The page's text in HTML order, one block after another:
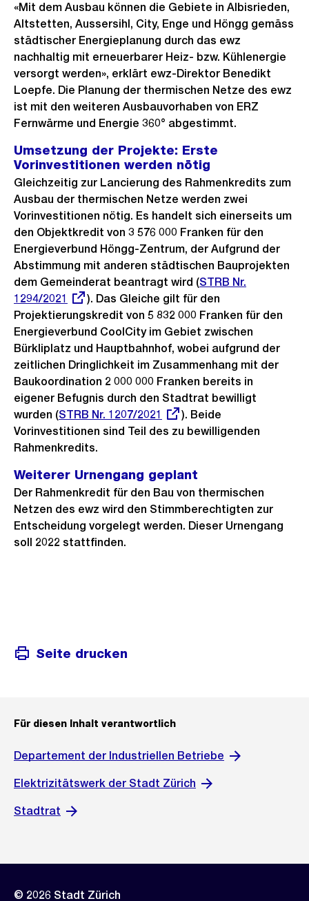
«Mit dem Ausbau können die Gebiete in Albisrieden,
Altstetten, Aussersihl, City, Enge und Höngg gemäss
städtischer Energieplanung durch das ewz
nachhaltig mit erneuerbarer Heiz- bzw. Kühlenergie
versorgt werden», erklärt ewz-Direktor Benedikt
Loepfe. Die Planung der thermischen Netze des ewz
ist mit den weiteren Ausbauvorhaben von ERZ
Fernwärme und Energie 360° abgestimmt.
Umsetzung der Projekte: Erste
Vorinvestitionen werden nötig
Gleichzeitig zur Lancierung des Rahmenkredits zum
Ausbau der thermischen Netze werden zwei
Vorinvestitionen nötig. Es handelt sich einerseits um
den Objektkredit von 3 576 000 Franken für den
Energieverbund Höngg-Zentrum, der Aufgrund der
Abstimmung mit anderen städtischen Bauprojekten
dem Gemeinderat beantragt wird (Externer
Link:
STRB Nr.
1294/2021
). Das Gleiche gilt für den
Projektierungskredit von 5 832 000 Franken für den
Energieverbund CoolCity im Gebiet zwischen
Bürkliplatz und Hauptbahnhof, wobei aufgrund der
zeitlichen Dringlichkeit im Zusammenhang mit der
Baukoordination 2 000 000 Franken bereits in
eigener Befugnis durch den Stadtrat bewilligt
wurden (Externer
Link:
STRB Nr. 1207/2021
). Beide
Vorinvestitionen sind Teil des zu bewilligenden
Rahmenkredits.
Weiterer Urnengang geplant
Der Rahmenkredit für den Bau von thermischen
Netzen des ewz wird den Stimmberechtigten zur
Entscheidung vorgelegt werden. Dieser Urnengang
soll 2022 stattfinden.
Seite drucken
Für diesen Inhalt verantwortlich
Departement der Industriellen Betriebe
Elektrizitätswerk der Stadt Zürich
Stadtrat
© 2026 Stadt Zürich